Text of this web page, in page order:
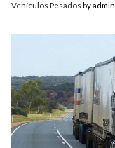
Vehículos Pesados by admin